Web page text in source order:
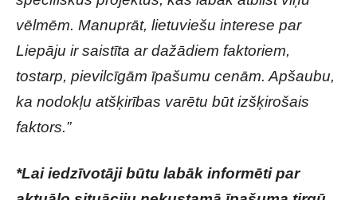
vēlmēm. Manuprāt, lietuviešu interese par
Liepāju ir saistīta ar dažādiem faktoriem,
tostarp, pievilcīgām īpašumu cenām. Apšaubu,
ka nodokļu atšķirības varētu būt izšķirošais
faktors.”
*Lai iedzīvotāji būtu labāk informēti par